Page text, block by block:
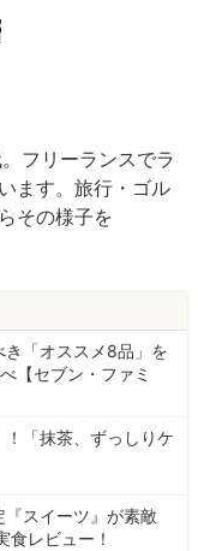
フリーランスでラ
ます。旅行・ゴル
その様子を
き「オススメ8品」を
【セブン・ファミ
「抹茶、ずっしりケ
『スイーツ』が素敵
レビュー！